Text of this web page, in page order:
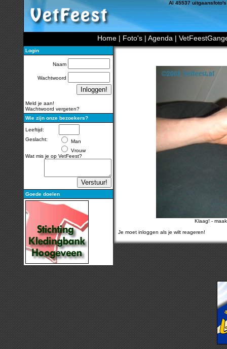
Al 45537
Home | Foto's | Agenda |
Login
Naam
Wachtwoord
Meld je aan!
Wachtwoord vergeten?
Wie zijn onze bezoekers?
Leeftijd:
Geslacht:
Man
Vrouw
Wat mis je op VetFeest?
Goede doelen
Klaag! -
Je moet inloggen als je wilt reageren!